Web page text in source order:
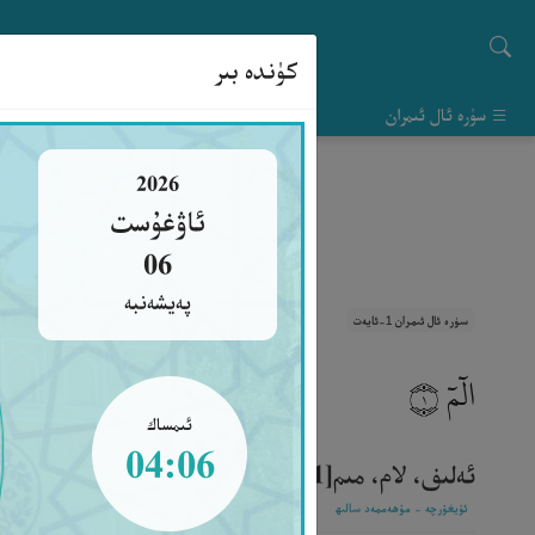
كۈندە بىر
2026
ئاۋغۇست
06
پەيشەنبە
ئىمساك
04:06
سۈرە ئال ئىمران
سۈرە ئال ئىمران 1-ئايەت
الٓمٓ ١
ئەلىف، لام، مىم[1].‎
ئۇيغۇرچە - مۇھەممەد سالىھ